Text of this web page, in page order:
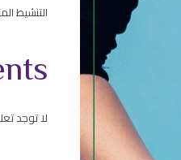
التنشيط
لا توجد